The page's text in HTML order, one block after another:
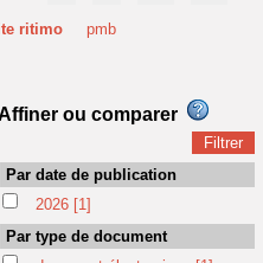
ritimo pmb
ou comparer
Par date de publication
2026 [1]
Par type de document